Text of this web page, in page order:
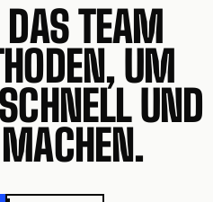
TEAM
UM
SCHNELL UND